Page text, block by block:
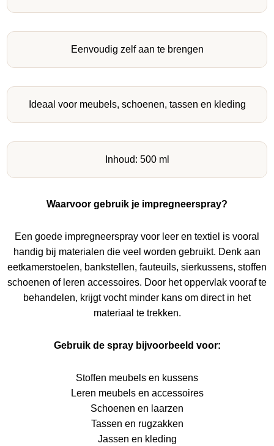
Eenvoudig zelf aan te brengen
Ideaal voor meubels, schoenen, tassen en kleding
Inhoud: 500 ml
Waarvoor gebruik je impregneerspray?
Een goede impregneerspray voor leer en textiel is vooral
handig bij materialen die veel worden gebruikt. Denk aan
eetkamerstoelen, bankstellen, fauteuils, sierkussens, stoffen
schoenen of leren accessoires. Door het oppervlak vooraf te
behandelen, krijgt vocht minder kans om direct in het
materiaal te trekken.
Gebruik de spray bijvoorbeeld voor:
Stoffen meubels en kussens
Leren meubels en accessoires
Schoenen en laarzen
Tassen en rugzakken
Jassen en kleding